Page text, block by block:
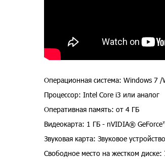
Операционная система: Windows 7
Процессор: Intel Core i3 или аналог
Оперативная память: от 4 ГБ
Видеокарта: 1 ГБ - nVIDIA®
Звуковая карта: Звуковое
Свободное место на жестком диске: